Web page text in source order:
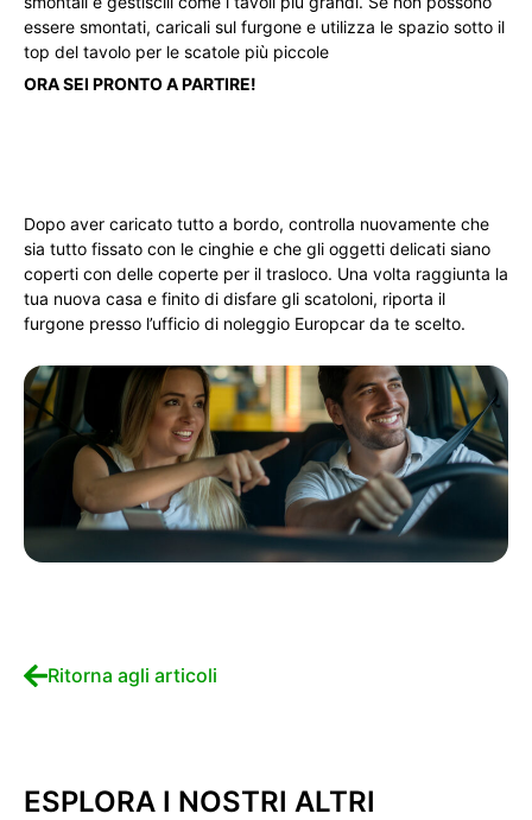
essere smontati, caricali sul furgone e utilizza le spazio sotto il
top del tavolo per le scatole più piccole
ORA SEI PRONTO A PARTIRE!
Dopo aver caricato tutto a bordo, controlla nuovamente che
sia tutto fissato con le cinghie e che gli oggetti delicati siano
coperti con delle coperte per il trasloco. Una volta raggiunta la
tua nuova casa e finito di disfare gli scatoloni, riporta il
furgone presso l’ufficio di noleggio Europcar da te scelto.
Ritorna agli articoli
ESPLORA I NOSTRI ALTRI